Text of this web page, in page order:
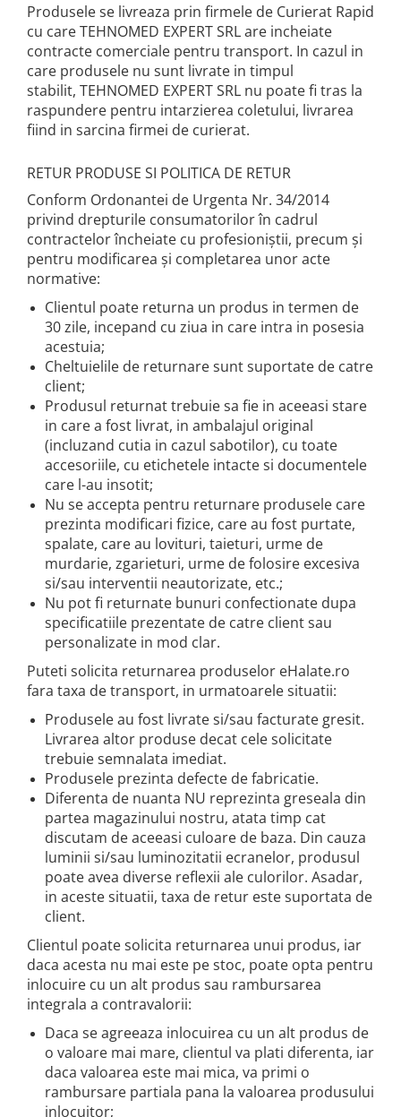
Produsele se livreaza prin firmele de Curierat Rapid
cu care TEHNOMED EXPERT SRL are incheiate
contracte comerciale pentru transport. In cazul in
care produsele nu sunt livrate in timpul
stabilit, TEHNOMED EXPERT SRL nu poate fi tras la
raspundere pentru intarzierea coletului, livrarea
fiind in sarcina firmei de curierat.
RETUR PRODUSE SI POLITICA DE RETUR
Conform Ordonantei de Urgenta Nr. 34/2014
privind drepturile consumatorilor în cadrul
contractelor încheiate cu profesioniştii, precum şi
pentru modificarea şi completarea unor acte
normative:
Clientul poate returna un produs in termen de
30 zile, incepand cu ziua in care intra in posesia
acestuia;
Cheltuielile de returnare sunt suportate de catre
client;
Produsul returnat trebuie sa fie in aceeasi stare
in care a fost livrat, in ambalajul original
(incluzand cutia in cazul sabotilor), cu toate
accesoriile, cu etichetele intacte si documentele
care l-au insotit;
Nu se accepta pentru returnare produsele care
prezinta modificari fizice, care au fost purtate,
spalate, care au lovituri, taieturi, urme de
murdarie, zgarieturi, urme de folosire excesiva
si/sau interventii neautorizate, etc.;
Nu pot fi returnate bunuri confectionate dupa
specificatiile prezentate de catre client sau
personalizate in mod clar.
Puteti solicita returnarea produselor eHalate.ro
fara taxa de transport, in urmatoarele situatii:
Produsele au fost livrate si/sau facturate gresit.
Livrarea altor produse decat cele solicitate
trebuie semnalata imediat.
Produsele prezinta defecte de fabricatie.
Diferenta de nuanta NU reprezinta greseala din
partea magazinului nostru, atata timp cat
discutam de aceeasi culoare de baza. Din cauza
luminii si/sau luminozitatii ecranelor, produsul
poate avea diverse reflexii ale culorilor. Asadar,
in aceste situatii, taxa de retur este suportata de
client.
Clientul poate solicita returnarea unui produs, iar
daca acesta nu mai este pe stoc, poate opta pentru
inlocuire cu un alt produs sau rambursarea
integrala a contravalorii:
Daca se agreeaza inlocuirea cu un alt produs de
o valoare mai mare, clientul va plati diferenta, iar
daca valoarea este mai mica, va primi o
rambursare partiala pana la valoarea produsului
inlocuitor;